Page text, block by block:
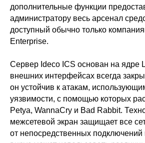
дополнительные функции
администратору весь арсенал
доступный обычно только
Enterprise.
Сервер Ideco ICS основан на ядре
внешних интерфейсах всегда
он устойчив к атакам,
уязвимости, с помощью которых
Petya, WannaCry и Bad Rabbit.
межсетевой экран защищает все
от непосредственных подключений